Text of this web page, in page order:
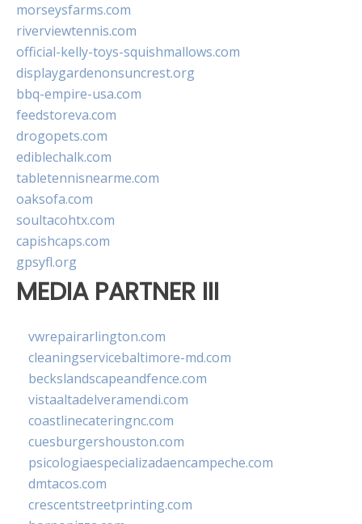
morseysfarms.com
riverviewtennis.com
official-kelly-toys-squishmallows.com
displaygardenonsuncrest.org
bbq-empire-usa.com
feedstoreva.com
drogopets.com
ediblechalk.com
tabletennisnearme.com
oaksofa.com
soultacohtx.com
capishcaps.com
gpsyfl.org
MEDIA PARTNER III
vwrepairarlington.com
cleaningservicebaltimore-md.com
beckslandscapeandfence.com
vistaaltadelveramendi.com
coastlinecateringnc.com
cuesburgershouston.com
psicologiaespecializadaencampeche.com
dmtacos.com
crescentstreetprinting.com